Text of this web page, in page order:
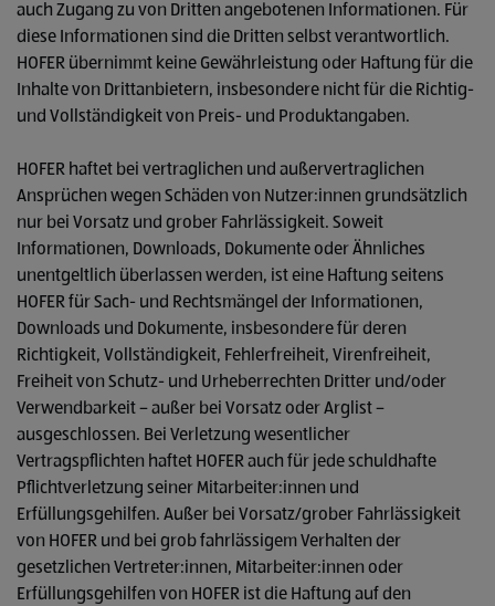
auch Zugang zu von Dritten angebotenen Informationen. Für
diese Informationen sind die Dritten selbst verantwortlich.
HOFER übernimmt keine Gewährleistung oder Haftung für die
Inhalte von Drittanbietern, insbesondere nicht für die Richtig-
und Vollständigkeit von Preis- und Produktangaben.
HOFER haftet bei vertraglichen und außervertraglichen
Ansprüchen wegen Schäden von Nutzer:innen grundsätzlich
nur bei Vorsatz und grober Fahrlässigkeit. Soweit
Informationen, Downloads, Dokumente oder Ähnliches
unentgeltlich überlassen werden, ist eine Haftung seitens
HOFER für Sach- und Rechtsmängel der Informationen,
Downloads und Dokumente, insbesondere für deren
Richtigkeit, Vollständigkeit, Fehlerfreiheit, Virenfreiheit,
Freiheit von Schutz- und Urheberrechten Dritter und/oder
Verwendbarkeit – außer bei Vorsatz oder Arglist –
ausgeschlossen. Bei Verletzung wesentlicher
Vertragspflichten haftet HOFER auch für jede schuldhafte
Pflichtverletzung seiner Mitarbeiter:innen und
Erfüllungsgehilfen. Außer bei Vorsatz/grober Fahrlässigkeit
von HOFER und bei grob fahrlässigem Verhalten der
gesetzlichen Vertreter:innen, Mitarbeiter:innen oder
Erfüllungsgehilfen von HOFER ist die Haftung auf den